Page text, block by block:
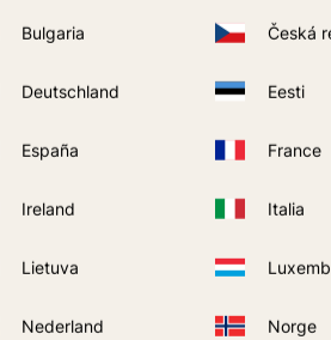
Bulgaria Česká
Deutschland Eesti
España France
Ireland Italia
Lietuva
Nederland Norge
Acción Rápida Rojo